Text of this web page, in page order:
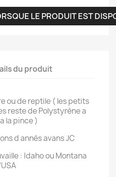
LE PRODUIT EST
du produit
ou de reptile ( les petits
reste de Polystyrène a
la pince )
d annés avans JC
: Idaho ou Montana